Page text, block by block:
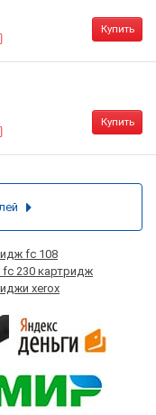
Купить
Купить
fc 108
fc 230 картридж
xerox